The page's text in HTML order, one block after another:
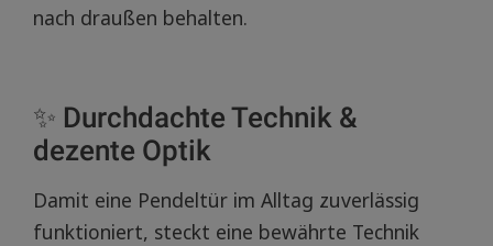
nach draußen behalten.
✨ Durchdachte Technik &
dezente Optik
Damit eine Pendeltür im Alltag zuverlässig
funktioniert, steckt eine bewährte Technik